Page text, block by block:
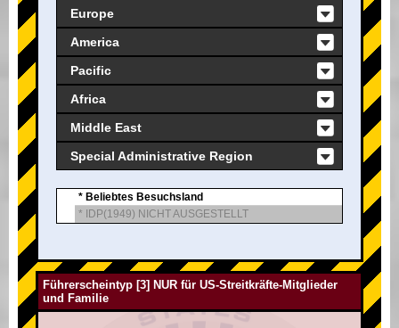
Europe
America
Pacific
Africa
Middle East
Special Administrative Region
* Beliebtes Besuchsland
* IDP(1949) NICHT AUSGESTELLT
Führerscheintyp [3] NUR für US-Streitkräfte-Mitglieder
und Familie